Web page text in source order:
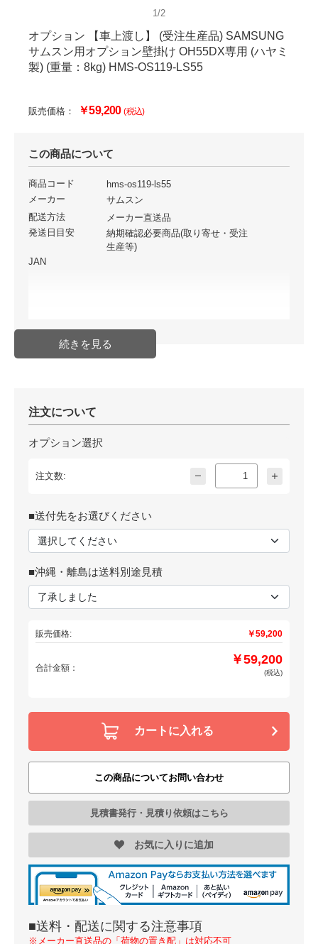
1/2
オプション 【車上渡し】 (受注生産品) SAMSUNG
サムスン用オプション壁掛け OH55DX専用 (ハヤミ
製) (重量：8kg) HMS-OS119-LS55
販売価格： ￥59,200(税込)
この商品について
商品コード
hms-os119-ls55
メーカー
サムスン
配送方法
メーカー直送品
発送日目安
納期確認必要商品(取り寄せ・受注
生産等)
JAN
注文について
オプション選択
注文数:
■送付先をお選びください
■沖縄・離島は送料別途見積
販売価格: ￥59,200
合計金額：
￥59,200
(税込)
カートに入れる
この商品についてお問い合わせ
見積書発行・見積り依頼はこちら
お気に入りに追加
■送料・配送に関する注意事項
※メーカー直送品の「荷物の置き配」は対応不可